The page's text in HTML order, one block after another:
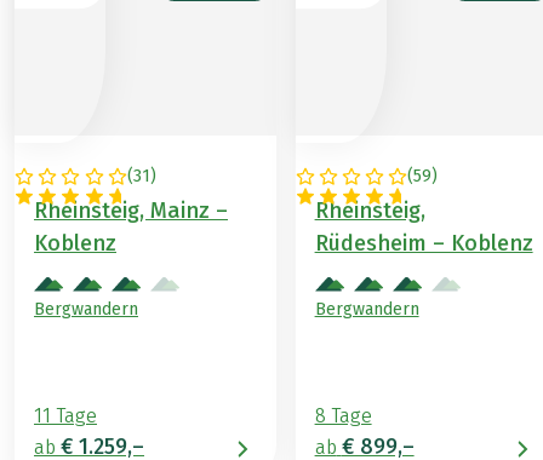
(31)
DEUTSCHLAND
Rheinsteig, Mainz –
Koblenz
Bergwandern
11 Tage
ab € 1.259,–
(59)
DEUTSCHLAND
Rheinsteig,
Rüdesheim – Koblenz
Bergwandern
8 Tage
ab € 899,–